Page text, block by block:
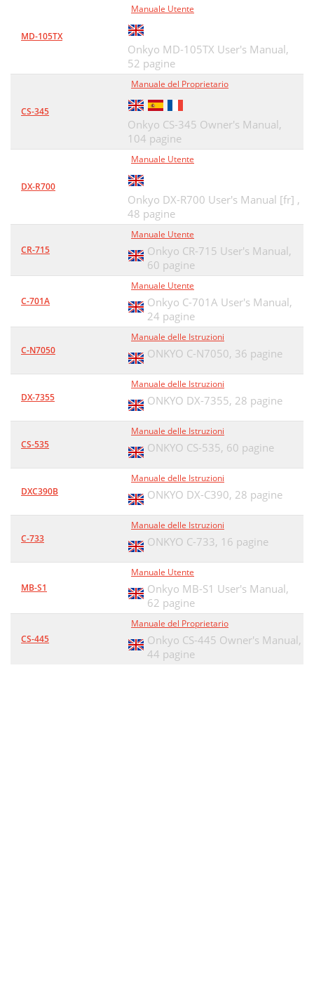
MD-105TX
Manuale Utente
Onkyo MD-105TX User's Manual,
52 pagine
CS-345
Manuale del Proprietario
Onkyo CS-345 Owner's Manual,
104 pagine
DX-R700
Manuale Utente
Onkyo DX-R700 User's Manual [fr] ,
48 pagine
CR-715
Manuale Utente
Onkyo CR-715 User's Manual,
60 pagine
C-701A
Manuale Utente
Onkyo C-701A User's Manual,
24 pagine
C-N7050
Manuale delle Istruzioni
ONKYO C-N7050, 36 pagine
DX-7355
Manuale delle Istruzioni
ONKYO DX-7355, 28 pagine
CS-535
Manuale delle Istruzioni
ONKYO CS-535, 60 pagine
DXC390B
Manuale delle Istruzioni
ONKYO DX-C390, 28 pagine
C-733
Manuale delle Istruzioni
ONKYO C-733, 16 pagine
MB-S1
Manuale Utente
Onkyo MB-S1 User's Manual,
62 pagine
CS-445
Manuale del Proprietario
Onkyo CS-445 Owner's Manual,
44 pagine